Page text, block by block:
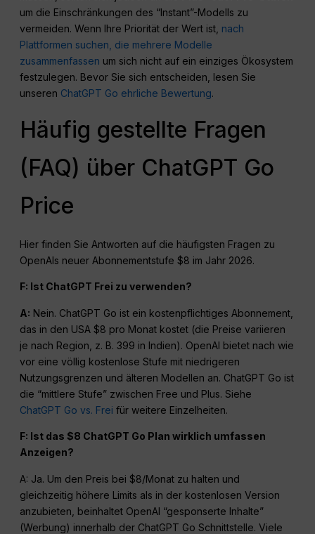
um die Einschränkungen des “Instant”-Modells zu
vermeiden. Wenn Ihre Priorität der Wert ist, nach
Plattformen suchen, die mehrere Modelle
zusammenfassen um sich nicht auf ein einziges Ökosystem
festzulegen. Bevor Sie sich entscheiden, lesen Sie
unseren ChatGPT Go ehrliche Bewertung.
Häufig gestellte Fragen
(FAQ) über ChatGPT Go
Price
Hier finden Sie Antworten auf die häufigsten Fragen zu
OpenAIs neuer Abonnementstufe $8 im Jahr 2026.
F: Ist ChatGPT Frei zu verwenden?
A: Nein. ChatGPT Go ist ein kostenpflichtiges Abonnement,
das in den USA $8 pro Monat kostet (die Preise variieren
je nach Region, z. B. ₹399 in Indien). OpenAI bietet nach wie
vor eine völlig kostenlose Stufe mit niedrigeren
Nutzungsgrenzen und älteren Modellen an. ChatGPT Go ist
die “mittlere Stufe” zwischen Free und Plus. Siehe
ChatGPT Go vs. Frei für weitere Einzelheiten.
F: Ist das $8 ChatGPT Go Plan wirklich umfassen
Anzeigen?
A: Ja. Um den Preis bei $8/Monat zu halten und
gleichzeitig höhere Limits als in der kostenlosen Version
anzubieten, beinhaltet OpenAI “gesponserte Inhalte”
(Werbung) innerhalb der ChatGPT Go Schnittstelle. Viele